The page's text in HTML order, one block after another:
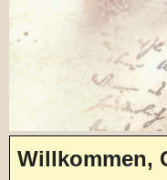
Willkommen,